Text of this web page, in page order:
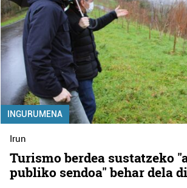
INGURUMENA
Irun
Turismo berdea sustatzeko
publiko sendoa" behar dela